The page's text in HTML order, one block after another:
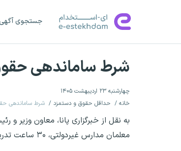
جستجوی
شرط ساماندهی
چهارشنبه ۲۳ اردیبهشت ۱۴۰۵
خانه
حداقل حقوق و دستمزد شرط ساماندهی
به نقل از خبرگزاری پانا، معاون
معلمان مدارس غیردولتی، ۳۰ ساعت تدریس است.